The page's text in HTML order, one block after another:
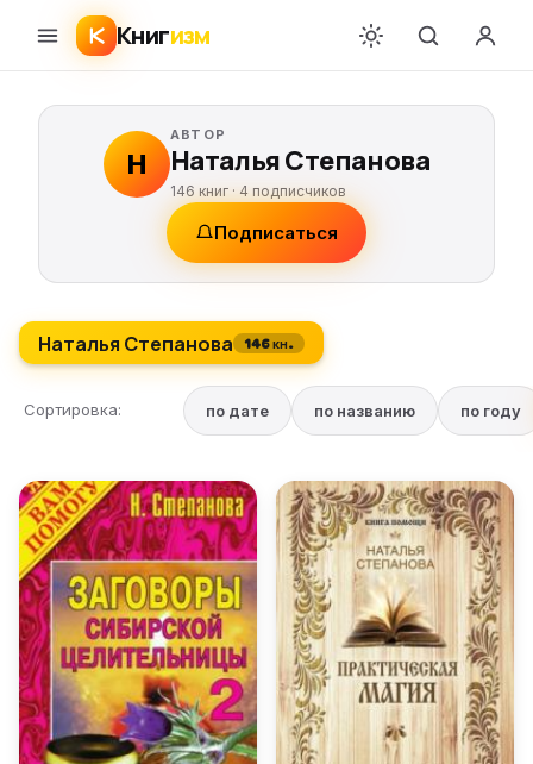
Книгизм
Н
АВТОР
Наталья Степанова
146 книг · 4подписчиков
Подписаться
Наталья Степанова 146 кн.
Сортировка: по дате по названию по году